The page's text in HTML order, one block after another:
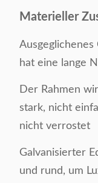
Materieller
Ausgeglichenes
hat eine lange
Der Rahmen
stark, nicht
nicht verrostet
Galvanisierter
und rund, um